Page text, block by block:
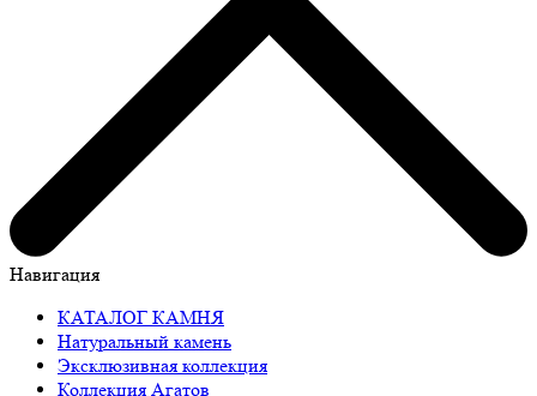
Навигация
КАТАЛОГ КАМНЯ
Натуральный камень
Эксклюзивная коллекция
Коллекция Агатов